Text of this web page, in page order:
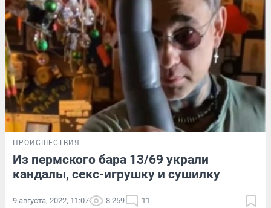
ПРОИСШЕСТВИЯ
Из пермского бара 13/69 украли
кандалы, секс-игрушку и сушилку
9 августа, 2022, 11:07 8 259 11